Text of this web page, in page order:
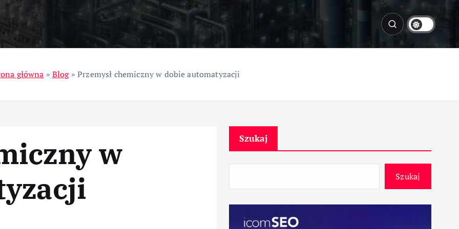
Przemysł
główna »Blog»Przemysł chemiczny w dobie automatyzacji
w
Szukaj
Szukaj